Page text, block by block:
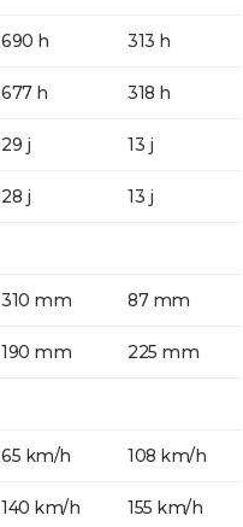
690 h 313 h
677 h 318 h
29 j 13 j
28 j 13 j
310 mm 87 mm
190 mm 225 mm
65 km/h 108 km/h
140 km/h 155 km/h